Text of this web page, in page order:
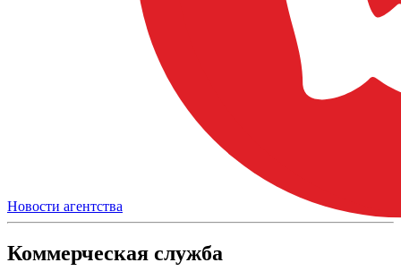
Новости агентства
Коммерческая служба